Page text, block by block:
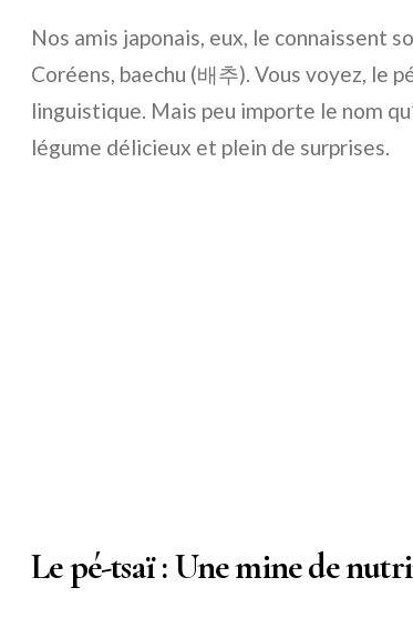
Nos amis japonais, eux, le connaissent
Coréens, baechu (배추). Vous voyez,
linguistique. Mais peu importe le nom
légume délicieux et plein de surprises.
Le pé-tsaï : Une mine de